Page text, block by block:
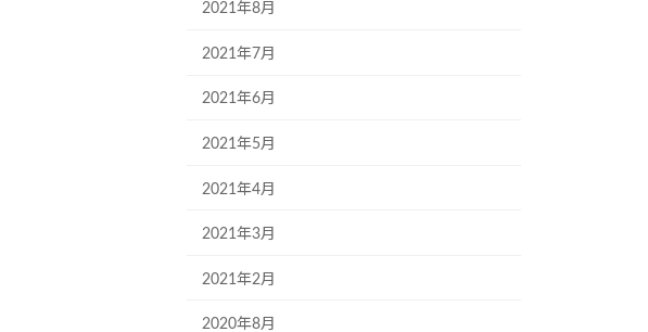
2021年8月
2021年7月
2021年6月
2021年5月
2021年4月
2021年3月
2021年2月
2020年8月